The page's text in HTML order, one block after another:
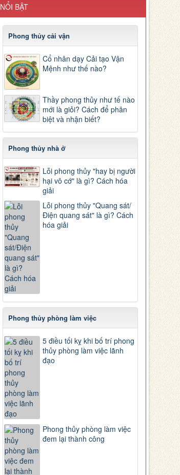
NỔI BẬT
Phong thủy cải vận
Cổ nhân dạy Cải tạo Vận
Mệnh như thế nào?
Thầy phong thủy như tế nào
mới là giỏi? Cách để phân
biệt và nhận biết?
Phong thủy nhà ở
Lỗi phong thủy "hay bị người
hại vô cớ" là gì? Cách hóa
giải
Lỗi phong thủy "Quang sát/
Điện quang sát" là gì? Cách
hóa giải
Phong thủy phòng làm việc
5 điều tối kỵ khi bố trí phong
thủy phòng làm việc lãnh
đạo
Phong thủy phòng làm việc
đem lại thành công